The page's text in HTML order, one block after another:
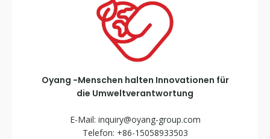
Oyang -Menschen halten Innovationen für
die Umweltverantwortung
E-Mail: inquiry@oyang-group.com
Telefon: +86-15058933503